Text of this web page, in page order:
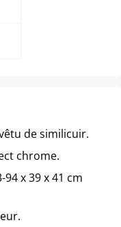
de similicuir.
chrome.
x 39 x 41 cm